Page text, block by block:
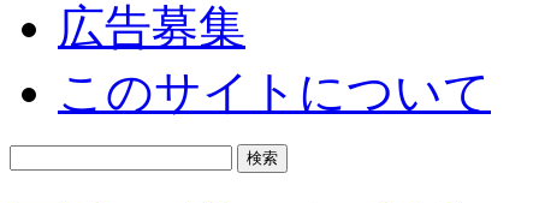
広告募集
このサイトについて